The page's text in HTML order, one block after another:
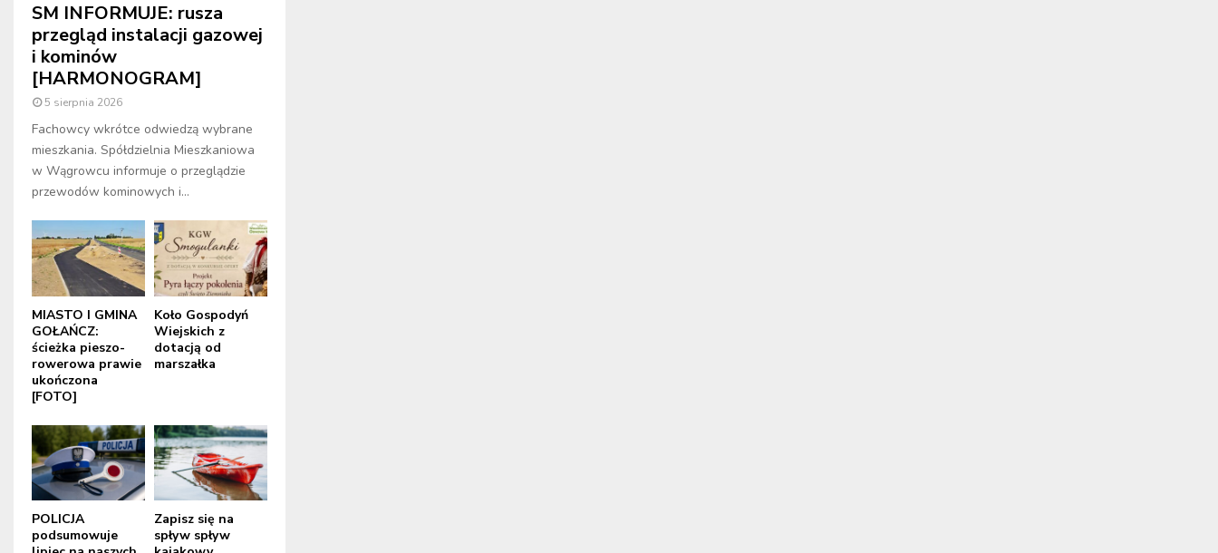
SM INFORMUJE: rusza
przegląd instalacji gazowej
i kominów
[HARMONOGRAM]
5 sierpnia 2026
Fachowcy wkrótce odwiedzą wybrane
mieszkania. Spółdzielnia Mieszkaniowa
w Wągrowcu informuje o przeglądzie
przewodów kominowych i...
MIASTO I GMINA
GOŁAŃCZ:
ścieżka pieszo-
rowerowa prawie
ukończona
[FOTO]
Koło Gospodyń
Wiejskich z
dotacją od
marszałka
POLICJA
podsumowuje
Zapisz się na
spływ spływ